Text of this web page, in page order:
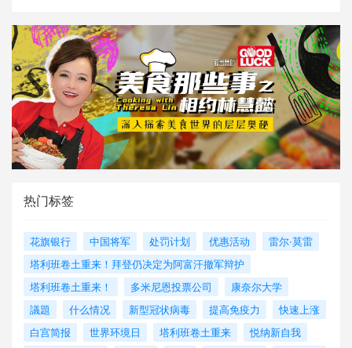
热门标签
花旗银行 中国将军 处罚计划 优惠活动
雷尔·莫雷
塔利班卷土重来！拜登仍决定为阿富汗撤军辩护
塔利班卷土重来！
多米尼恩投票公司
康奈尔大学
議題
什么情况 新型冠状病毒 提高免疫力
快速上涨
白宫简报
世界环境日 塔利班卷土重来
悦纳新自我